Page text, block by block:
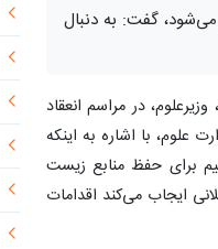
دانشجویان می‌شود، گفت: به دنبال
در مراسم انعقاد
علوم، با اشاره به اینکه
برای حفظ منابع زیست
ایجاب می‌کند اقدامات